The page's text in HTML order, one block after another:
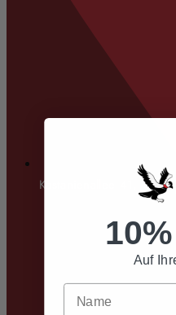
Kastanienallee 41,
Auf